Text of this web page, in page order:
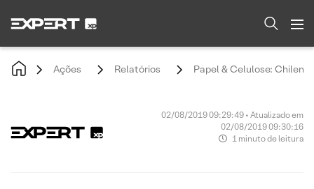
Ações Relatórios Papel & Celulose:
02/08/2019 09:29:49 • Atualizado em
02/08/2019 09:30:16
1 minuto de leitura